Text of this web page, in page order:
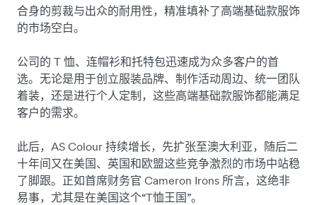
合身的剪裁与出众的耐用性，精准填补了高端基础款服饰
的市场空白。
公司的 T 恤、连帽衫和托特包迅速成为众多客户的首
选。无论是用于创立服装品牌、制作活动周边、统一团队
着装，还是进行个人定制，这些高端基础款服饰都能满足
客户的需求。
此后，AS Colour 持续增长，先扩张至澳大利亚，随后二
十年间又在美国、英国和欧盟这些竞争激烈的市场中站稳
了脚跟。正如首席财务官 Cameron Irons 所言，这绝非
易事，尤其是在美国这个“T恤王国”。